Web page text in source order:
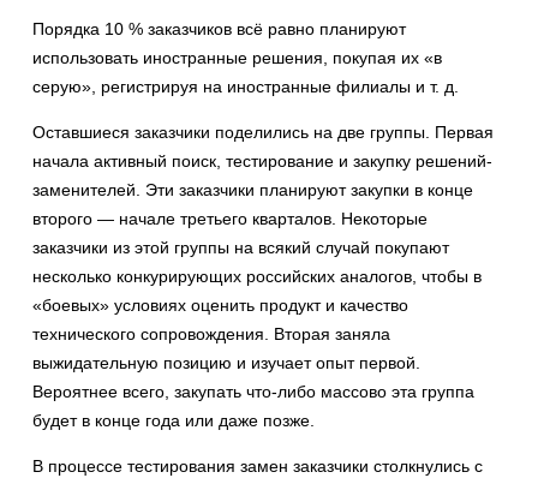
Порядка 10 % заказчиков всё равно планируют
использовать иностранные решения, покупая их «в
серую», регистрируя на иностранные филиалы и т. д.
Оставшиеся заказчики поделились на две группы. Первая
начала активный поиск, тестирование и закупку решений-
заменителей. Эти заказчики планируют закупки в конце
второго — начале третьего кварталов. Некоторые
заказчики из этой группы на всякий случай покупают
несколько конкурирующих российских аналогов, чтобы в
«боевых» условиях оценить продукт и качество
технического сопровождения. Вторая заняла
выжидательную позицию и изучает опыт первой.
Вероятнее всего, закупать что-либо массово эта группа
будет в конце года или даже позже.
В процессе тестирования замен заказчики столкнулись с